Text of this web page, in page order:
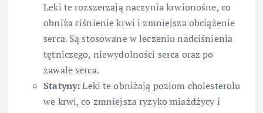
Leki te rozszerzają naczynia krwionośne, co
obniża ciśnienie krwi i zmniejsza obciążenie
serca. Są stosowane w leczeniu nadciśnienia
tętniczego, niewydolności serca oraz po
zawale serca.
Statyny:Leki te obniżają poziom cholesterolu
we krwi, co zmniejsza ryzyko miażdżycy i